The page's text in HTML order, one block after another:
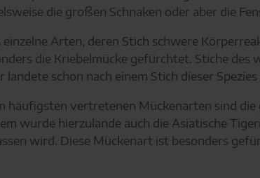
die großen Schnaken oder aber die
einzelne Arten, deren Stich schwere
die Kriebelmücke gefürchtet. Stiche
schon nach einem Stich dieser
häufigsten vertretenen Mückenarten sind
wurde hierzulande auch die Asiatische
wird. Diese Mückenart ist besonders